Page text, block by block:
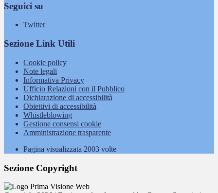
Seguici su
Twitter
Sezione Link Utili
Cookie policy
Note legali
Informativa Privacy
Ufficio Relazioni con il Pubblico
Dichiarazione di accessibilità
Obiettivi di accessibilità
Whistleblowing
Gestione consensi cookie
Amministrazione trasparente
Pagina visualizzata 2003 volte
Sezione Copyright